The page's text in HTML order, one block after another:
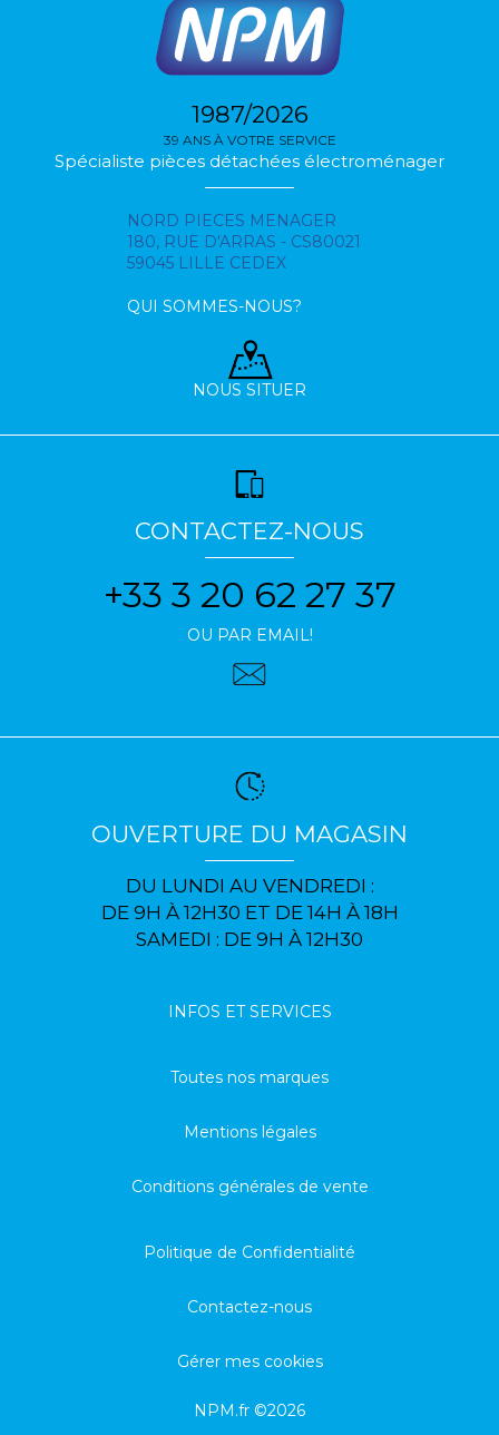
1987/2026
39 ANS À VOTRE SERVICE
Spécialiste pièces détachées électroménager
NORD PIECES MENAGER
180, RUE D'ARRAS - CS80021
59045 LILLE CEDEX
QUI SOMMES-NOUS?
NOUS SITUER
CONTACTEZ-NOUS
+33 3 20 62 27 37
OU PAR EMAIL!
OUVERTURE DU MAGASIN
DU LUNDI AU VENDREDI :
DE 9H À 12H30 ET DE 14H À 18H
SAMEDI : DE 9H À 12H30
INFOS ET SERVICES
Toutes nos marques
Mentions légales
Conditions générales de vente
Politique de Confidentialité
Contactez-nous
Gérer mes cookies
NPM.fr ©2026